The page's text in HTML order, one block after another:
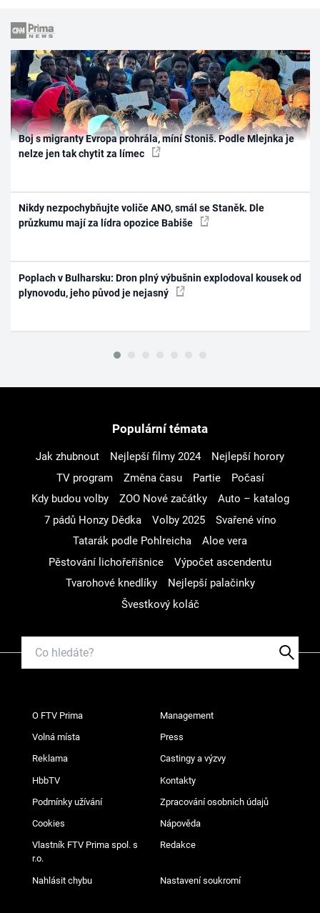
Boj s migranty Evropa prohrála, míní Stoniš. Podle Mlejnka je
nelze jen tak chytit za límec
Nikdy nezpochybňujte voliče ANO, smál se Staněk. Dle
průzkumu mají za lídra opozice Babiše
Poplach v Bulharsku: Dron plný výbušnin explodoval kousek od
plynovodu, jeho původ je nejasný
Populární témata
Jak zhubnout Nejlepší filmy 2024
Nejlepší horory
TV program
Změna času Partie
Počasí
Kdy budou volby
ZOO Nové začátky
Auto – katalog
7 pádů Honzy Dědka
Volby 2025
Svařené víno
Tatarák podle Pohlreicha
Aloe vera
Pěstování lichořeřišnice
Výpočet ascendentu
Tvarohové knedlíky
Nejlepší palačinky
Švestkový koláč
O FTV Prima Management
Volná místa Press
Reklama Castingy a výzvy
HbbTV Kontakty
Podmínky užívání Zpracování osobních údajů
Cookies Nápověda
Vlastník FTV Prima spol. s
r.o.
Redakce
Nahlásit chybu Nastavení soukromí